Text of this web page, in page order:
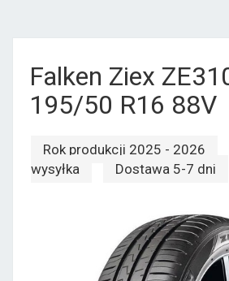
Falken Ziex
195/50 R16 88V
Rok produkcji 2025 - 2026
wysyłka
Dostawa 5-7 dni